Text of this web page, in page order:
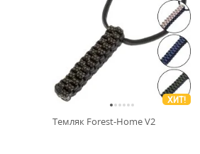
ХИТ!
Темляк Forest-Home V2